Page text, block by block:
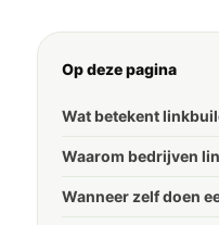
Op deze pagina
Wat betekent
Waarom bedrijven
Wanneer zelf doen